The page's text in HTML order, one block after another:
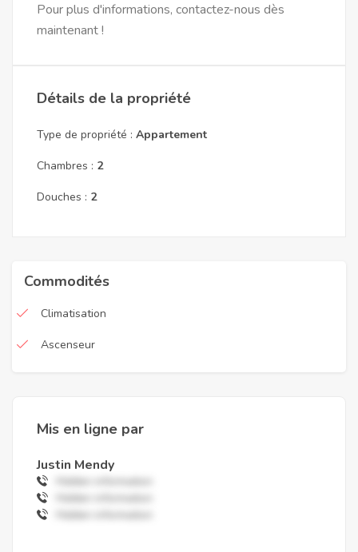
Pour plus d'informations, contactez-nous dès
maintenant !
Détails de la propriété
Type de propriété : Appartement
Chambres : 2
Douches : 2
Commodités
Climatisation
Ascenseur
Mis en ligne par
Justin Mendy
Hidden information
Hidden information
Hidden information